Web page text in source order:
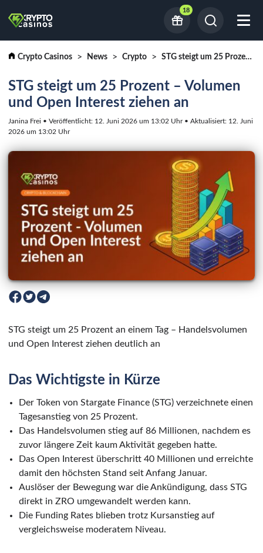
18
Crypto Casinos News Crypto STG steigt um 25 Prozent - Volumen und Open Interest ziehen an
STG steigt um 25 Prozent – Volumen
und Open Interest ziehen an
Janina Frei • Veröffentlicht: 12. Juni 2026 um 13:02 Uhr • Aktualisiert: 12. Juni
2026 um 13:02 Uhr
STG steigt um 25 Prozent an einem Tag – Handelsvolumen
und Open Interest ziehen deutlich an
Das Wichtigste in Kürze
Der Token von Stargate Finance (STG) verzeichnete einen
Tagesanstieg von 25 Prozent.
Das Handelsvolumen stieg auf 86 Millionen, nachdem es
zuvor längere Zeit kaum Aktivität gegeben hatte.
Das Open Interest überschritt 40 Millionen und erreichte
damit den höchsten Stand seit Anfang Januar.
Auslöser der Bewegung war die Ankündigung, dass STG
direkt in ZRO umgewandelt werden kann.
Die Funding Rates blieben trotz Kursanstieg auf
vergleichsweise moderatem Niveau.